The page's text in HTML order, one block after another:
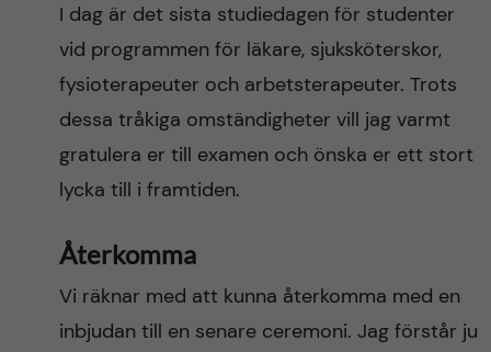
I dag är det sista studiedagen för studenter
vid programmen för läkare, sjuksköterskor,
fysioterapeuter och arbetsterapeuter. Trots
dessa tråkiga omständigheter vill jag varmt
gratulera er till examen och önska er ett stort
lycka till i framtiden.
Återkomma
Vi räknar med att kunna återkomma med en
inbjudan till en senare ceremoni. Jag förstår ju